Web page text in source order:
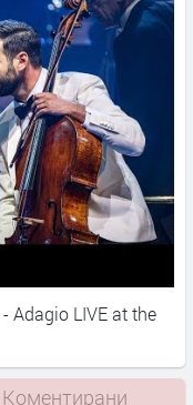
Adagio LIVE at the
Коментирани